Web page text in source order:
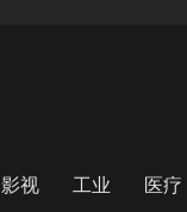
影视 工业 医疗